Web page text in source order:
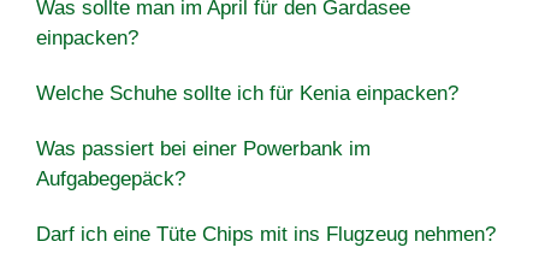
Was sollte man im April für den Gardasee
einpacken?
Welche Schuhe sollte ich für Kenia einpacken?
Was passiert bei einer Powerbank im
Aufgabegepäck?
Darf ich eine Tüte Chips mit ins Flugzeug nehmen?